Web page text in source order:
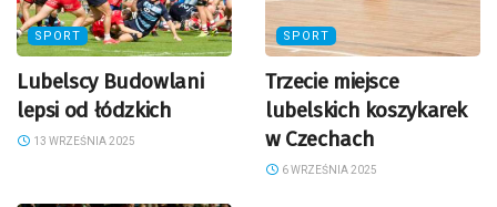
SPORT
Lubelscy Budowlani
lepsi od łódzkich
13 WRZEŚNIA 2025
SPORT
Trzecie miejsce
lubelskich koszykarek
w Czechach
6 WRZEŚNIA 2025